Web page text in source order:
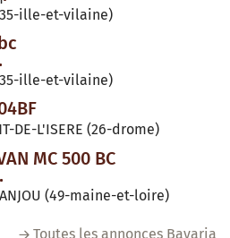
(35-ille-et-vilaine)
(35-ille-et-vilaine)
DE-L'ISERE (26-drome)
MC 500 BC
(49-maine-et-loire)
Toutes les annonces Bavaria